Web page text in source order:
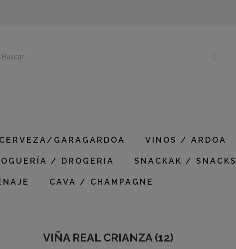
GARAGARDOA VINOS / ARDOA
/ DROGERIA SNACKAK / SNACKS
CAVA / CHAMPAGNE
VIÑA REAL CRIANZA (12)